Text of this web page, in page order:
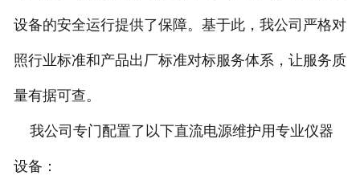
设备的安全运行提供了保障。基于此，我公司严格对
照行业标准和产品出厂标准对标服务体系，让服务质
量有据可查。
我公司专门配置了以下直流电源维护用专业仪器
设备：